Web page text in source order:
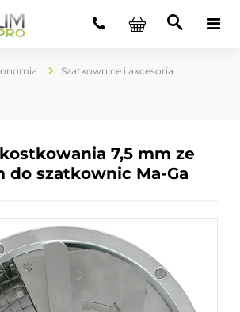
Szatkownice i akcesoria
7,5 mm ze
do szatkownic Ma-Ga